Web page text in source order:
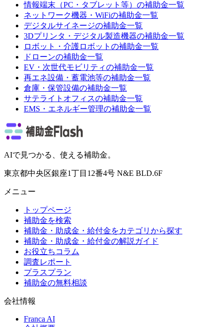
情報端末（PC・タブレット等） の補助金一覧
ネットワーク機器・WiFiの補助金一覧
デジタルサイネージの補助金一覧
3Dプリンタ・デジタル製造機器の補助金一覧
ロボット・介護ロボット の補助金一覧
ドローンの補助金一覧
EV・次世代モビリティの補助金一覧
再エネ設備・蓄電池等の補助金一覧
倉庫・保管設備の補助金一覧
サテライトオフィスの補助金一覧
EMS・エネルギー管理の補助金一覧
AIで見つかる、使える補助金。
東京都中央区銀座1丁目12番4号 N&E BLD.6F
メニュー
トップページ
補助金を検索
補助金・助成金・給付金をカテゴリから探す
補助金・助成金・給付金の解説ガイド
お役立ちコラム
調査レポート
プラスプラン
補助金の無料相談
会社情報
Franca AI